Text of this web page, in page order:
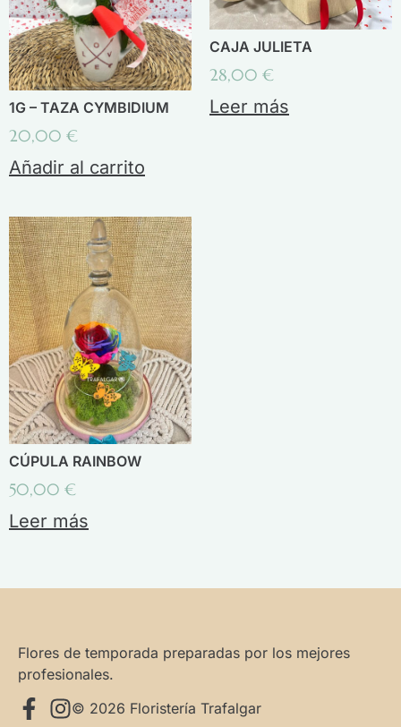
1G – TAZA CYMBIDIUM
20,00 €
Añadir al carrito
CAJA JULIETA
28,00 €
Leer más
CÚPULA RAINBOW
50,00 €
Leer más
Flores de temporada preparadas por los mejores
profesionales.
© 2026 Floristería Trafalgar